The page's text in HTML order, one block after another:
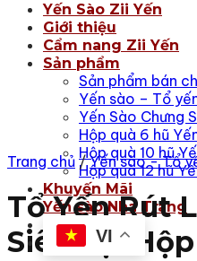
Yến Sào Zii Yến
Giới thiệu
Cẩm nang Zii Yến
Sản phẩm
Sản phẩm bán
Yến sào – Tổ
Yến Sào Chưng
Hộp quà 6 hũ
Hộp quà 10 hũ
Hộp quà 12 hũ
Khuyến Mãi
Yến sào Nha Trang
Liên hệ
VI
Trang chủ / Yến sào - Tổ
Tổ Yến Rút
Siêu Sợi